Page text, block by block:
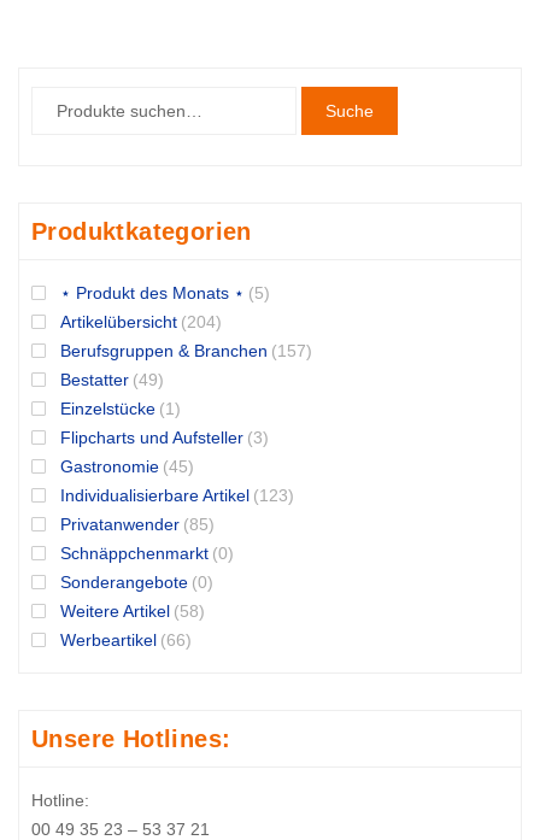
Suche
Produktkategorien
⋆ Produkt des Monats ⋆ (5)
Artikelübersicht (204)
Berufsgruppen & Branchen (157)
Bestatter (49)
Einzelstücke (1)
Flipcharts und Aufsteller (3)
Gastronomie (45)
Individualisierbare Artikel (123)
Privatanwender (85)
Schnäppchenmarkt (0)
Sonderangebote (0)
Weitere Artikel (58)
Werbeartikel (66)
Unsere Hotlines:
Hotline:
00 49 35 23 – 53 37 21